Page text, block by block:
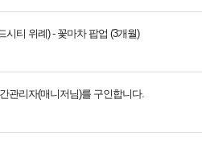
티 위례) - 꽃마차 팝업 (3개월)
관리자(매니저님)를 구인합니다.